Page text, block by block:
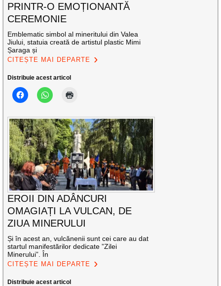
PRINTR-O EMOȚIONANTĂ
CEREMONIE
Emblematic simbol al mineritului din Valea
Jiului, statuia creată de artistul plastic Mimi
Șaraga și
CITEȘTE MAI DEPARTE
Distribuie acest articol
EROII DIN ADÂNCURI
OMAGIAȚI LA VULCAN, DE
ZIUA MINERULUI
Și în acest an, vulcănenii sunt cei care au dat
startul manifestărilor dedicate ”Zilei
Minerului”. În
CITEȘTE MAI DEPARTE
Distribuie acest articol